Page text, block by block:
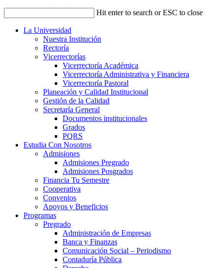
Hit enter to search or ESC to close
La Universidad
Nuestra Institución
Rectoría
Vicerrectorías
Vicerrectoría Académica
Vicerrectoría Administrativa y Financiera
Vicerrectoría Pastoral
Planeación y Calidad Institucional
Gestión de la Calidad
Secretaría General
Documentos institucionales
Grados
PQRS
Estudia Con Nosotros
Admisiones
Admisiones Pregrado
Admisiones Posgrados
Financia Tu Semestre
Cooperativa
Convenios
Apoyos y Beneficios
Programas
Pregrado
Administración de Empresas
Banca y Finanzas
Comunicación Social – Periodismo
Contaduría Pública